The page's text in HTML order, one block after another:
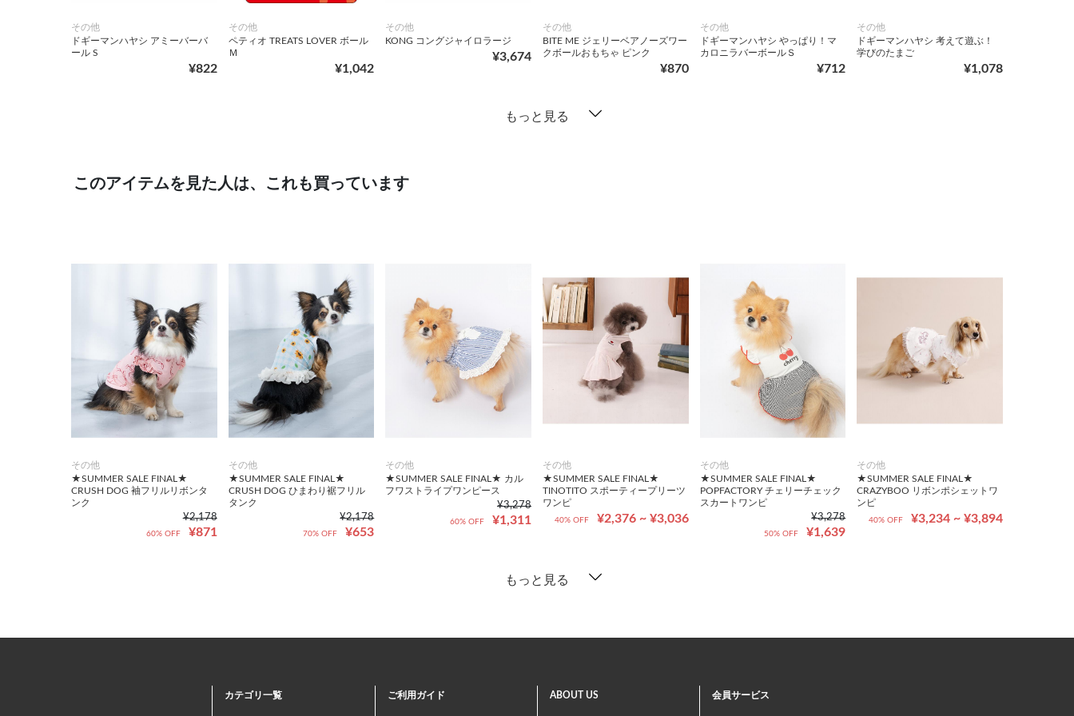
その他
ドギーマンハヤシ アミーバーバ
ール S
¥822
その他
ペティオ TREATS LOVER ボール
Ｍ
¥1,042
その他
KONG コングジャイロラージ
¥3,674
その他
BITE ME ジェリーベアノーズワー
クボールおもちゃ ピンク
¥870
その他
ドギーマンハヤシ やっぱり！マ
カロニラバーボールＳ
¥712
その他
ドギーマンハヤシ 考えて遊ぶ！
学びのたまご
¥1,078
もっと見る
このアイテムを見た人は、これも買っています
その他
★SUMMER SALE FINAL★
CRUSH DOG 袖フリルリボンタ
ンク
¥2,178
¥871
60% OFF
その他
★SUMMER SALE FINAL★
CRUSH DOG ひまわり裾フリル
タンク
¥2,178
¥653
70% OFF
その他
★SUMMER SALE FINAL★ カル
フワストライプワンピース
¥3,278
¥1,311
60% OFF
その他
★SUMMER SALE FINAL★
TINOTITO スポーティープリーツ
ワンピ
¥2,376 ~ ¥3,036
40% OFF
その他
★SUMMER SALE FINAL★
POPFACTORY チェリーチェック
スカートワンピ
¥3,278
¥1,639
50% OFF
その他
★SUMMER SALE FINAL★
CRAZYBOO リボンポシェットワ
ンピ
¥3,234 ~ ¥3,894
40% OFF
もっと見る
カテゴリ一覧 ご利用ガイド ABOUT US 会員サービス